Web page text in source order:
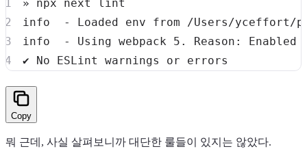
info  - Loaded env
info  - Using webpack 5
Copy
뭐 근데, 사실 살펴보니까 대단한 룰들이 있지는 않았다.